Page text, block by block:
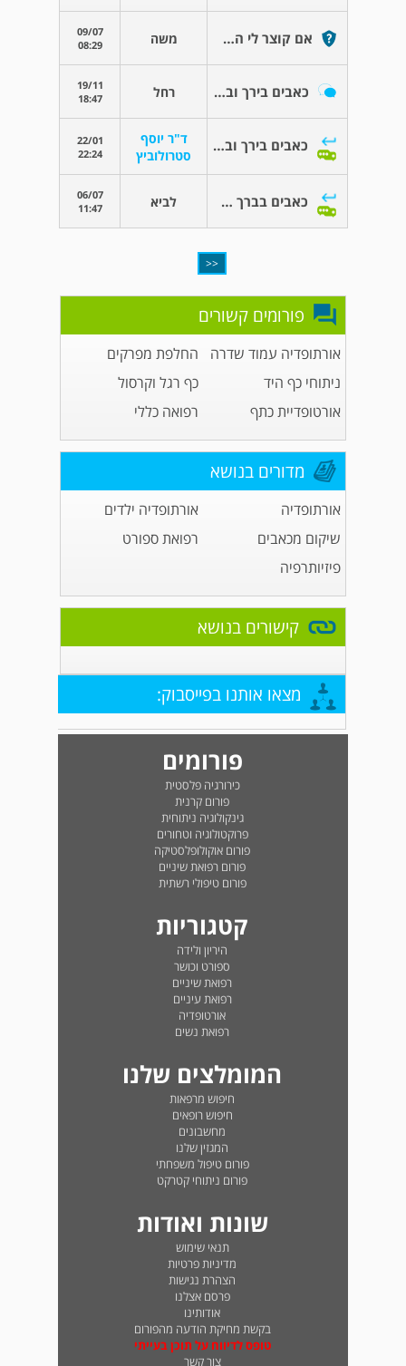
אם קוצר לי הגיד אכילס יותר מידי בניתוח משה
09/07
08:29
כאבים בירך ובצוואר לאחר מיפוי עצמות ורנטגן רחל
19/11
18:47
כאבים בירך ובצוואר לאחר מיפוי עצמות ורנטגן
ד"ר יוסף
סטרולוביץ
22/01
22:24
כאבים בברך שמאל. לביא
06/07
11:47
<<
פורומים קשורים
אורתופדיה עמוד שדרה
החלפת מפרקים
ניתוחי כף היד
כף רגל וקרסול
אורטופדיית כתף
רפואה כללי
מדורים בנושא
אורתופדיה
אורתופדיה ילדים
שיקום מכאבים
רפואת ספורט
פיזיותרפיה
קישורים בנושא
מצאו אותנו בפייסבוק:
פורומים
כירורגיה פלסטית
פורום קרנית
גינקולוגיה ניתוחית
פרוקטולוגיה וטחורים
פורום אוקולופלסטיקה
פורום רפואת שיניים
פורום טיפולי רשתית
קטגוריות
היריון ולידה
ספורט וכושר
רפואת שיניים
רפואת עיניים
אורטופדיה
רפואת נשים
המומלצים שלנו
חיפוש מרפאות
חיפוש רופאים
מחשבונים
המגזין שלנו
פורום טיפול משפחתי
פורום ניתוחי קטרקט
שונות ואודות
תנאי שימוש
מדיניות פרטיות
הצהרת נגישות
פרסם אצלנו
אודותינו
בקשת מחיקת הודעה מהפורום
טופס לדיווח על תוכן בעייתי
צור קשר